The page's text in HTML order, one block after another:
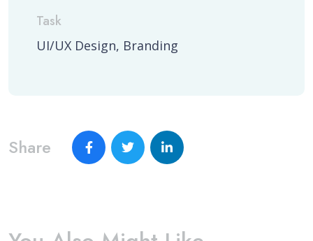
Task
UI/UX Design, Branding
Share